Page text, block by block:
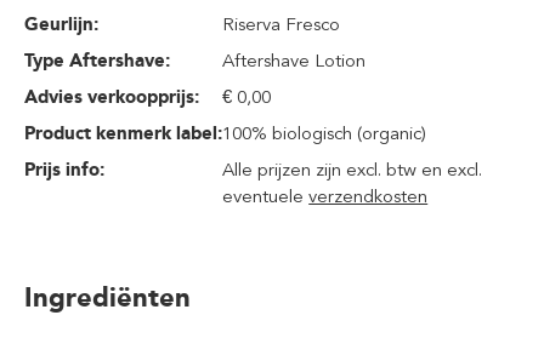
Geurlijn:
Riserva Fresco
Type Aftershave:
Aftershave Lotion
Advies verkoopprijs:
€ 0,00
Product kenmerk label:100% biologisch (organic)
Prijs info:
Alle prijzen zijn excl. btw en excl.
eventueleverzendkosten
Ingrediënten